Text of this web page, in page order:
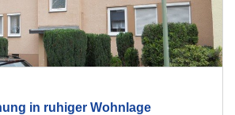
in ruhiger Wohnlage